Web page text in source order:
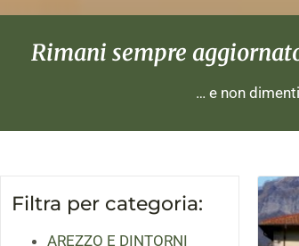
Rimani sempre
… e non
Filtra per categoria:
AREZZO E DINTORNI